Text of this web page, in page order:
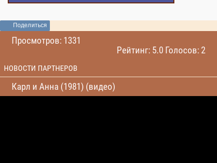
Поделиться
Просмотров: 1331
Рейтинг: 5.0 Голосов: 2
НОВОСТИ ПАРТНЕРОВ
Карл и Анна (1981) (видео)